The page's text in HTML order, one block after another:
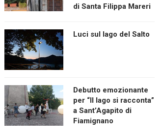
di Santa Filippa Mareri
Luci sul lago del Salto
Debutto emozionante
per “Il lago si racconta”
a Sant’Agapito di
Fiamignano